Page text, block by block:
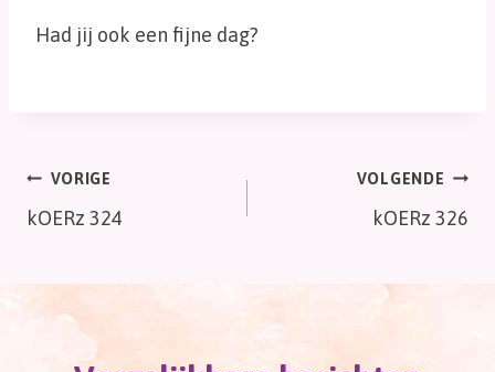
Had jij ook een fijne dag?
Bericht
navigatie
VORIGE
kOERz 324
VOLGENDE
kOERz 326